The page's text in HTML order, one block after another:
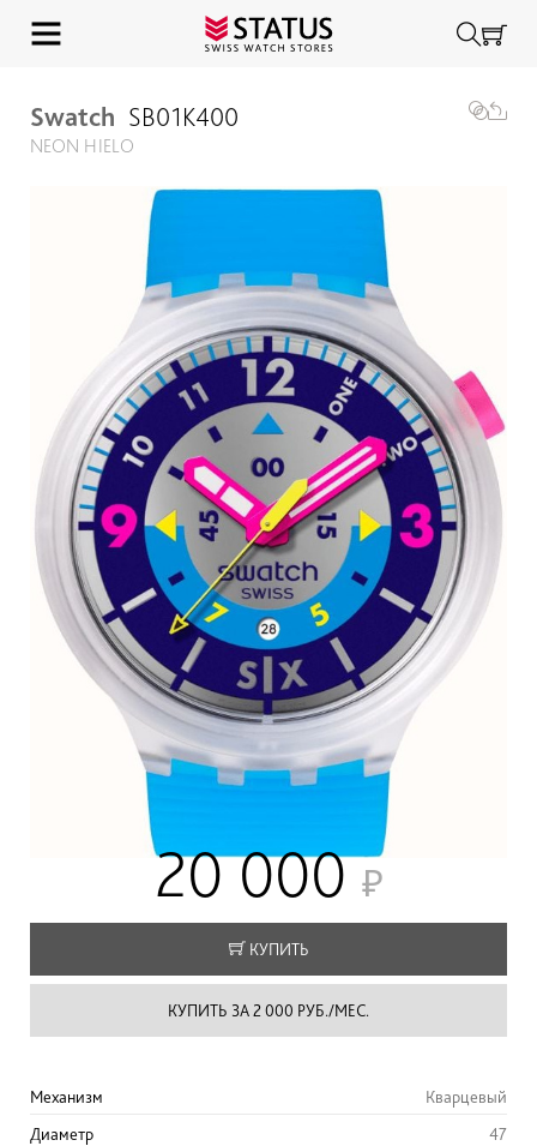
Swatch SB01K400
NEON HIELO
20 000
КУПИТЬ
КУПИТЬ ЗА 2 000 РУБ./МЕС.
Механизм
Кварцевый
Диаметр
47